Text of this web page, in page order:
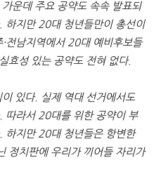
문
운데 주요 공약도 속속 발표되
하지만 20대 청년들만이 총선이
전남지역에서 20대 예비후보들
효성 있는 공약도 전혀 없다.
있다. 실제 역대 선거에서도
따라서 20대를 위한 공약이 부
하지만 20대 청년들은 항변한
정치판에 우리가 끼어들 자리가